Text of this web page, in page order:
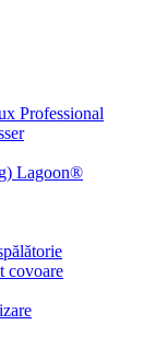
Professional
Lagoon®
covoare